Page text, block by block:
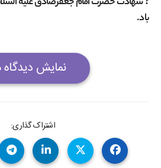
باد.
نمایش دیدگاه
اشتراک گذاری: